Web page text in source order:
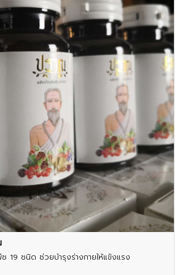
19 ชนิด ช่วยบำรุงร่างกายให้แข็งแรง